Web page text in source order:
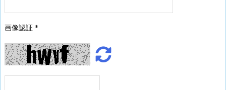
画像認証 *